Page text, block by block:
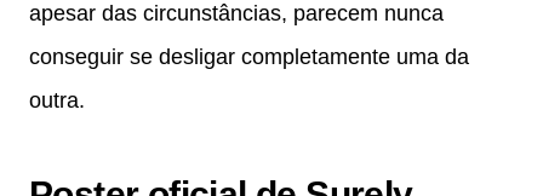
apesar das circunstâncias, parecem nunca
conseguir se desligar completamente uma da
outra.